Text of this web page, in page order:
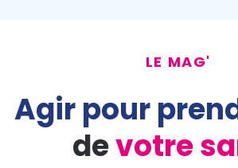
LE MAG'
Agir pour
devotre